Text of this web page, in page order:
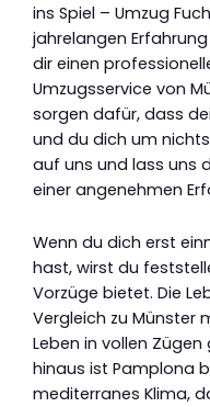
ins Spiel – Umzug
jahrelangen
dir einen
Umzugsservice von
sorgen dafür, dass
und du dich um
auf uns und lass uns
einer angenehmen
Wenn du dich erst
hast, wirst du
Vorzüge bietet. Die
Vergleich zu Münster
Leben in vollen
hinaus ist Pamplona
mediterranes Klima,